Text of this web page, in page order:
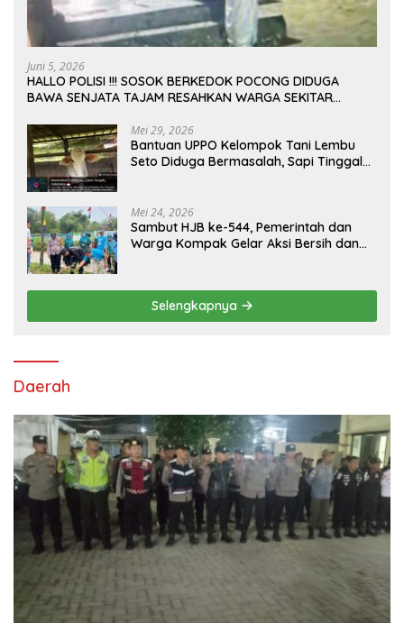
Juni 5, 2026
HALLO POLISI !!! SOSOK BERKEDOK POCONG DIDUGA
BAWA SENJATA TAJAM RESAHKAN WARGA SEKITAR
Mei 29, 2026
Bantuan UPPO Kelompok Tani Lembu
Seto Diduga Bermasalah, Sapi Tinggal
Mei 24, 2026
Sambut HJB ke-544, Pemerintah dan
Warga Kompak Gelar Aksi Bersih dan
Selengkapnya
Daerah